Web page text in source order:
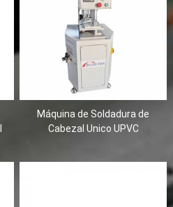
Máquina de Soldadura de
Cabezal Unico UPVC